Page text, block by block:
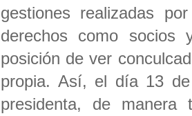
gestiones realizadas
derechos como
posición de ver
propia. Así, el día 13
presidenta, de manera